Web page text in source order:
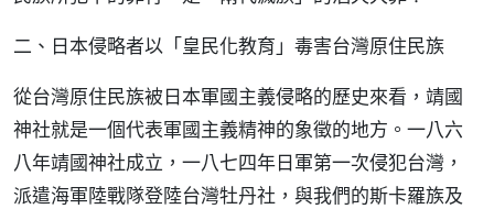
二、日本侵略者以「皇民化教育」毒害台灣原住民族
從台灣原住民族被日本軍國主義侵略的歷史來看，靖國
神社就是一個代表軍國主義精神的象徵的地方。一八六
八年靖國神社成立，一八七四年日軍第一次侵犯台灣，
派遣海軍陸戰隊登陸台灣牡丹社，與我們的斯卡羅族及